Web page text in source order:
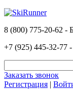
8 (800) 775-20-62 -
+7 (925) 445-32-77
Заказать звонок
Регистрация |